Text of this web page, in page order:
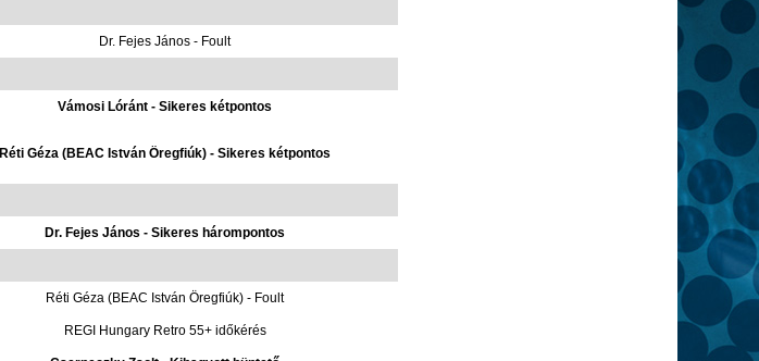
Dr. Fejes János - Foult
Vámosi Lóránt - Sikeres kétpontos
Réti Géza (BEAC István Öregfiúk) - Sikeres kétpontos
Dr. Fejes János - Sikeres hárompontos
Réti Géza (BEAC István Öregfiúk) - Foult
REGI Hungary Retro 55+ időkérés